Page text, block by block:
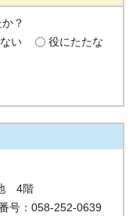
？
い
役にたたな
4階
号：058-252-0639